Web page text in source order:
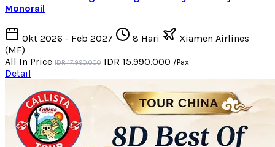
Monorail
Okt 2026 - Feb 2027 8 Hari
Xiamen Airlines
(MF)
All In Price IDR 17.990.000 IDR 15.990.000 /Pax
Detail